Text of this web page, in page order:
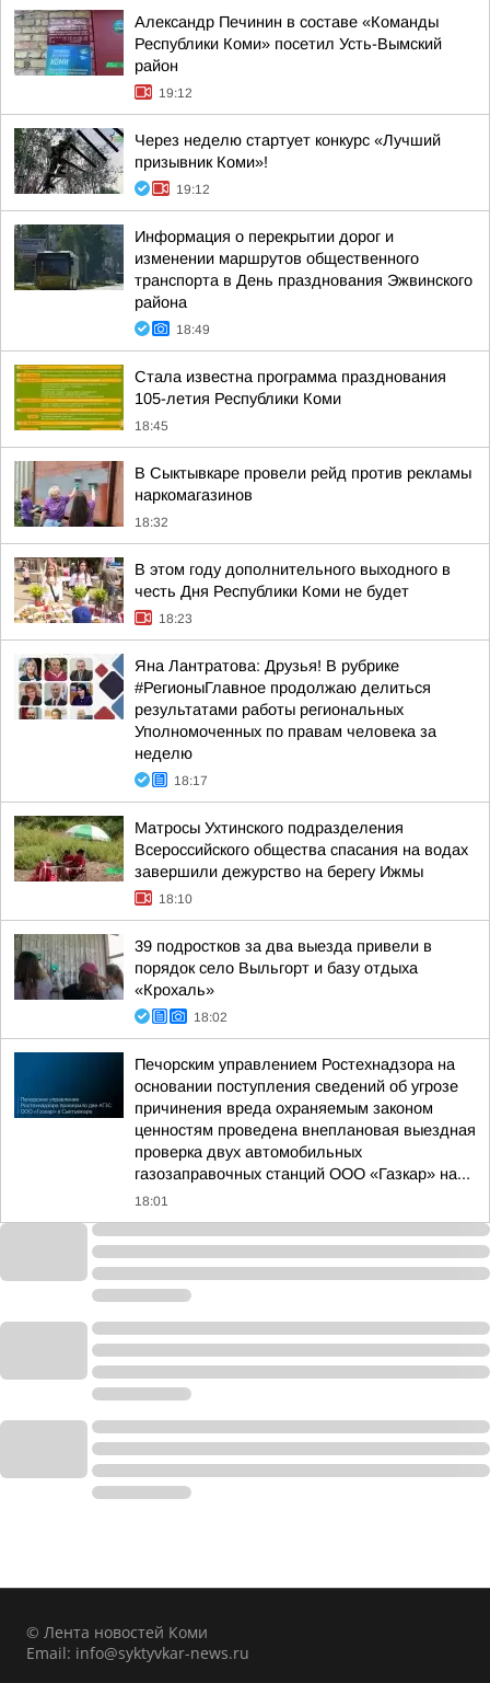
Александр Печинин в составе «Команды
Республики Коми» посетил Усть-Вымский
район
19:12
Через неделю стартует конкурс «Лучший
призывник Коми»!
19:12
Информация о перекрытии дорог и
изменении маршрутов общественного
транспорта в День празднования Эжвинского
района
18:49
Стала известна программа празднования
105-летия Республики Коми
18:45
В Сыктывкаре провели рейд против рекламы
наркомагазинов
18:32
В этом году дополнительного выходного в
честь Дня Республики Коми не будет
18:23
Яна Лантратова: Друзья! В рубрике
#РегионыГлавное продолжаю делиться
результатами работы региональных
Уполномоченных по правам человека за
неделю
18:17
Матросы Ухтинского подразделения
Всероссийского общества спасания на водах
завершили дежурство на берегу Ижмы
18:10
39 подростков за два выезда привели в
порядок село Выльгорт и базу отдыха
«Крохаль»
18:02
Печорским управлением Ростехнадзора на
основании поступления сведений об угрозе
причинения вреда охраняемым законом
ценностям проведена внеплановая выездная
проверка двух автомобильных
газозаправочных станций ООО «Газкар» на...
18:01
© Лента новостей Коми
Email: info@syktyvkar-news.ru